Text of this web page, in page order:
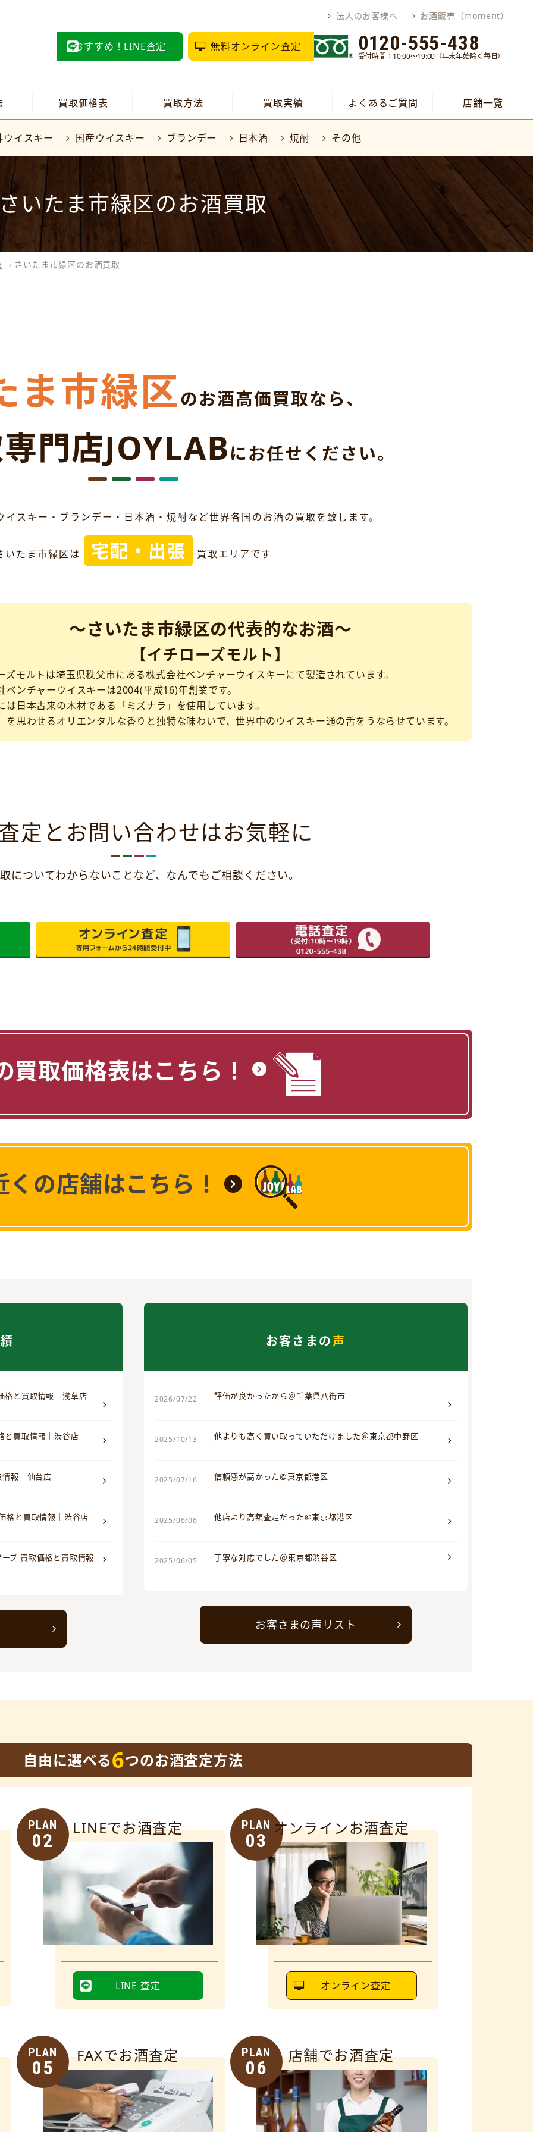
法人のお客様へ お酒販売（moment）
おすすめ！LINE査定 無料オンライン査定 0120-555-438
受付時間：10:00～19:00（年末年始除く毎日）
買取価格表 買取方法 買取実績 よくあるご質問 店舗一覧
ウイスキー 国産ウイスキー ブランデー 日本酒 焼酎 その他
いたま市緑区のお酒買取
› さいたま市緑区のお酒買取
ま市緑区のお酒高価買取なら、
門店JOYLABにお任せください。
スキー・ブランデー・日本酒・焼酎など世界各国のお酒の買取を致します。
いたま市緑区は 宅配・出張 買取エリアです
～さいたま市緑区の代表的なお酒～
【イチローズモルト】
ズモルトは埼玉県秩父市にある株式会社ベンチャーウイスキーにて製造されています。
ベンチャーウイスキーは2004(平成16)年創業です。
は日本古来の木材である「ミズナラ」を使用しています。
を思わせるオリエンタルな香りと独特な味わいで、世界中のウイスキー通の舌をうならせています。
定とお問い合わせはお気軽に
についてわからないことなど、 なんでもご相談ください。
買取価格表はこちら！
くの店舗はこちら！
格と買取情報｜浅草店
と買取情報｜渋谷店
報｜仙台店
格と買取情報｜渋谷店
ブ 買取価格と買取情報
お客さまの声
2026/07/22 評価が良かったから＠千葉県八街市
2025/10/13 他よりも高く買い取っていただけました＠東京都中野区
2025/07/16 信頼感が高かった@東京都港区
2025/06/06 他店より高額査定だった@東京都港区
2025/06/05 丁寧な対応でした＠東京都渋谷区
お客さまの声リスト
自由に選べる6つのお酒査定方法
PLAN
02
LINEでお酒査定
LINE 査定
PLAN
03
オンラインお酒査定
オンライン査定
PLAN
05
FAXでお酒査定 PLAN
06
店舗でお酒査定